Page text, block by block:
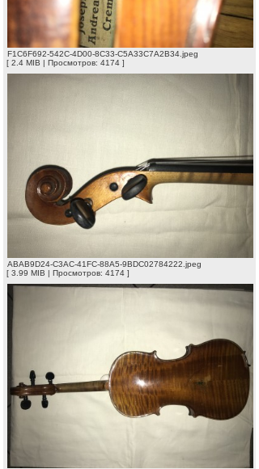
F1C6F692-542C-4D00-8C33-C5A33C7A2B34.jpeg
[ 2.4 MIB | Просмотров: 4174 ]
ABAB9D24-C3AC-41FC-88A5-9BDC02784222.jpeg
[ 3.99 MIB | Просмотров: 4174 ]